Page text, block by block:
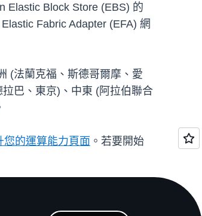
Elastic Block Store (EBS) 的
Fabric Adapter (EFA) 網
(法蘭克福、斯德哥爾摩、愛
巴、東京)、中東 (阿拉伯聯合
您的運算能力頁面 。若要開始